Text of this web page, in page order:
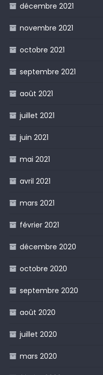
décembre 2021
novembre 2021
octobre 2021
septembre 2021
août 2021
juillet 2021
juin 2021
mai 2021
avril 2021
mars 2021
février 2021
décembre 2020
octobre 2020
septembre 2020
août 2020
juillet 2020
mars 2020